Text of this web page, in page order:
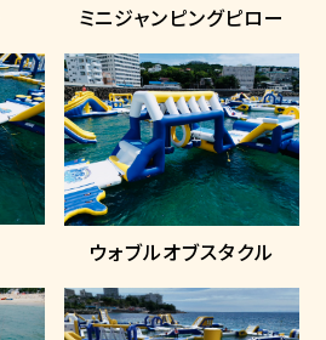
ミニジャンピングピロー
ウォブルオブスタクル